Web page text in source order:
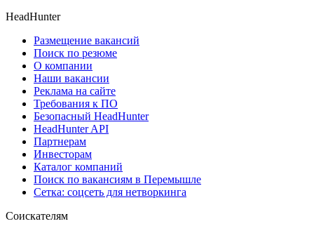
HeadHunter
Размещение вакансий
Поиск по резюме
О компании
Наши вакансии
Реклама на сайте
Требования к ПО
Безопасный HeadHunter
HeadHunter API
Партнерам
Инвесторам
Каталог компаний
Поиск по вакансиям в Перемышле
Сетка: соцсеть для нетворкинга
Соискателям